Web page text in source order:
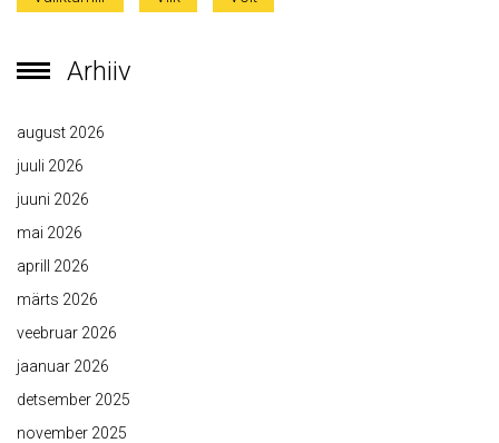
Arhiiv
august 2026
juuli 2026
juuni 2026
mai 2026
aprill 2026
märts 2026
veebruar 2026
jaanuar 2026
detsember 2025
november 2025